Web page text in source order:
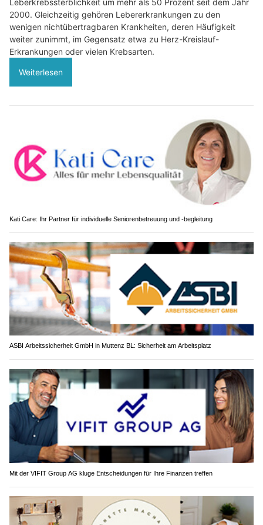
2000. Gleichzeitig gehören Lebererkrankungen zu den
wenigen nichtübertragbaren Krankheiten, deren Häufigkeit
weiter zunimmt, im Gegensatz etwa zu Herz-Kreislauf-
Erkrankungen oder vielen Krebsarten.
Weiterlesen
Kati Care: Ihr Partner für individuelle Seniorenbetreuung und -begleitung
ASBI Arbeitssicherheit GmbH in Muttenz BL: Sicherheit am Arbeitsplatz
Mit der VIFIT Group AG kluge Entscheidungen für Ihre Finanzen treffen